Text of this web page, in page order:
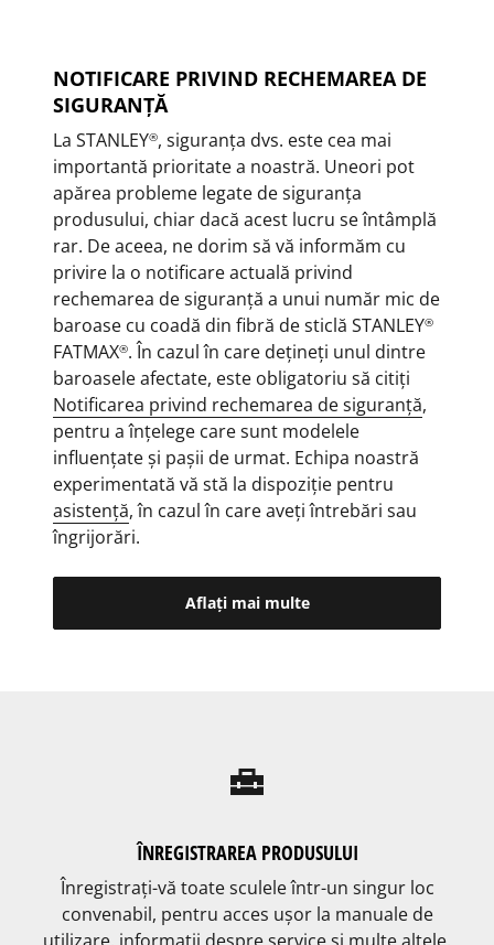
NOTIFICARE PRIVIND RECHEMAREA DE
SIGURANŢĂ
La STANLEY®, siguranţa dvs. este cea mai
importantă prioritate a noastră. Uneori pot
apărea probleme legate de siguranţa
produsului, chiar dacă acest lucru se întâmplă
rar. De aceea, ne dorim să vă informăm cu
privire la o notificare actuală privind
rechemarea de siguranţă a unui număr mic de
baroase cu coadă din fibră de sticlă STANLEY®
FATMAX®. În cazul în care deţineţi unul dintre
baroasele afectate, este obligatoriu să citiţi
Notificarea privind rechemarea de siguranţă,
pentru a înţelege care sunt modelele
influenţate şi paşii de urmat. Echipa noastră
experimentată vă stă la dispoziţie pentru
asistenţă, în cazul în care aveţi întrebări sau
îngrijorări.
Aflaţi mai multe
home_repair_service
ÎNREGISTRAREA PRODUSULUI
Înregistrați-vă toate sculele într-un singur loc
convenabil, pentru acces ușor la manuale de